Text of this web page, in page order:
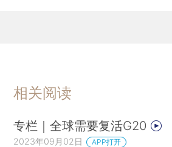
相关阅读
专栏｜全球需要复活G20
2023年09月02日 APP打开